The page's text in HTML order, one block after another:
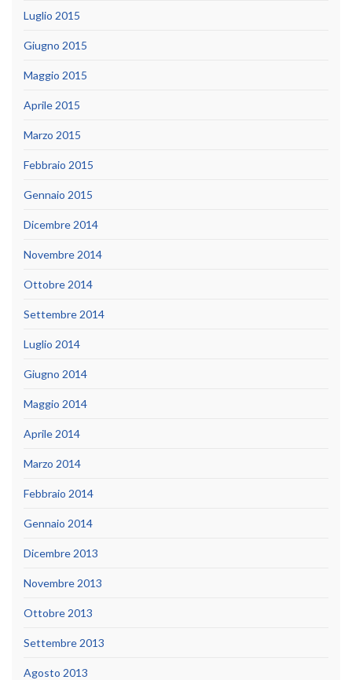
Luglio 2015
Giugno 2015
Maggio 2015
Aprile 2015
Marzo 2015
Febbraio 2015
Gennaio 2015
Dicembre 2014
Novembre 2014
Ottobre 2014
Settembre 2014
Luglio 2014
Giugno 2014
Maggio 2014
Aprile 2014
Marzo 2014
Febbraio 2014
Gennaio 2014
Dicembre 2013
Novembre 2013
Ottobre 2013
Settembre 2013
Agosto 2013